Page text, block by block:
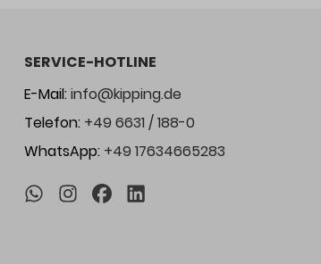
SERVICE-HOTLINE
E-Mail:info@kipping.de
Telefon: +49 6631 / 188-0
WhatsApp: +49 17634665283